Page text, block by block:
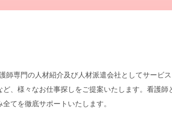
専門の人材紹介及び人材派遣会社としてサービ
、様々なお仕事探しをご提案いたします。看護
てを徹底サポートいたします。